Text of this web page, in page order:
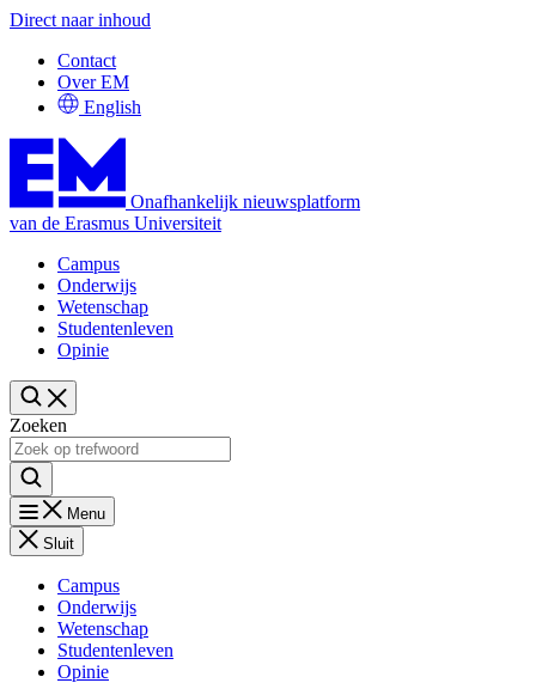
Direct naar inhoud
Contact
Over EM
English
Onafhankelijk nieuwsplatform
van de Erasmus Universiteit
Campus
Onderwijs
Wetenschap
Studentenleven
Opinie
Zoeken
Menu
Sluit
Campus
Onderwijs
Wetenschap
Studentenleven
Opinie